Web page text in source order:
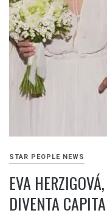
STAR PEOPLE NEWS
EVA
DIVENTA